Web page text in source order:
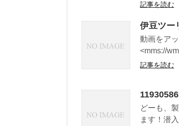
記事を読む
伊豆ツ
動画をア
<mms://
記事を読む
どーも、
ます！潜